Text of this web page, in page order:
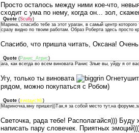
Просто осталось между ними кое-что,
сходит с ума по нему, когда он... зол,
Quote (Scully)
Марина, спасибо тебе за этот ураган, в самый центр
сразу видно по твоим работам. Образ Роберта здесь просто
Спасибо, что пришла читать, Оксана!
Quote (Ранис_Атрис)
ага, как всегда во всем виновата Ранис Злые вы, уйду я от
Угу, только ты виновата
рядом, можно покупаться с Робом)
Quote (svetaychik)
Мариночка,мну пришел))Так,я за собой место тут,на
Светочка, рада тебе! Располагайся))) Буду
написать пару словечек. Приятных